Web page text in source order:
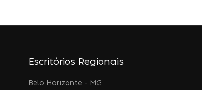
Escritórios Regionais
Belo Horizonte - MG